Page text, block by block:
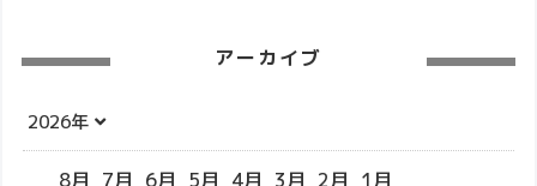
アーカイブ
2026年
8月 7月 6月 5月 4月 3月 2月 1月